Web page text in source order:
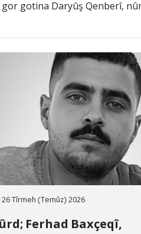
gotina Daryûş Qenberî,
26 Tîrmeh (Temûz) 2026
Ferhad Baxçeqî,